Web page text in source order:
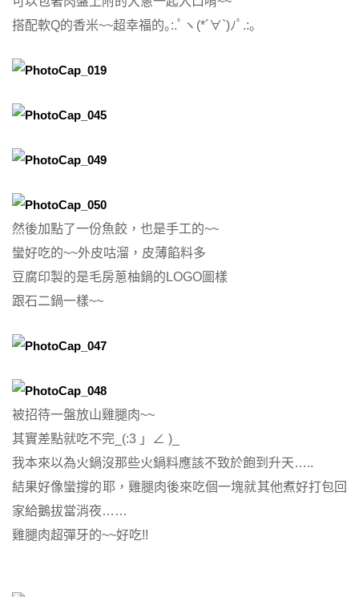
搭配軟Q的香米~~超幸福的｡:.ﾟヽ(*´∀`)ﾉﾟ.:｡
然後加點了一份魚餃，也是手工的~~
蠻好吃的~~外皮咕溜，皮薄餡料多
豆腐印製的是毛房蔥柚鍋的LOGO圖樣
跟石二鍋一樣~~
被招待一盤放山雞腿肉~~
其實差點就吃不完_(:3 」∠ )_
我本來以為火鍋沒那些火鍋料應該不致於飽到升天…..
結果好像蠻撐的耶，雞腿肉後來吃個一塊就其他煮好打包回
家給鵝拔當消夜……
雞腿肉超彈牙的~~好吃!!